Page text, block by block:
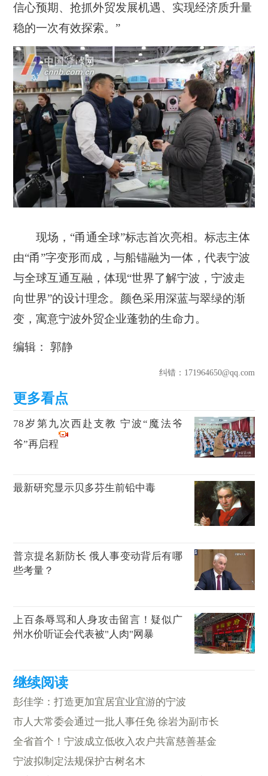
信心预期、抢抓外贸发展机遇、实现经济质升量
稳的一次有效探索。”
现场，“甬通全球”标志首次亮相。标志主体
由“甬”字变形而成，与船锚融为一体，代表宁波
与全球互通互融，体现“世界了解宁波，宁波走
向世界”的设计理念。颜色采用深蓝与翠绿的渐
变，寓意宁波外贸企业蓬勃的生命力。
编辑： 郭静
纠错：171964650@qq.com
78岁第九次西赴支教 宁波“魔法爷
爷”再启程
最新研究显示贝多芬生前铅中毒
普京提名新防长 俄人事变动背后有哪
些考量？
上百条辱骂和人身攻击留言！疑似广
州水价听证会代表被"人肉"网暴
彭佳学：打造更加宜居宜业宜游的宁波
市人大常委会通过一批人事任免 徐岩为副市长
全省首个！宁波成立低收入农户共富慈善基金
宁波拟制定法规保护古树名木